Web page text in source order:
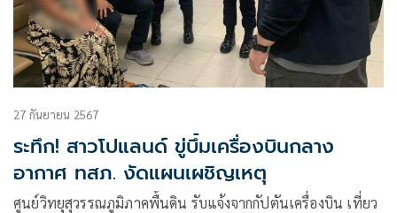
27 กันยายน 2567
ระทึก! สาวโปแลนด์ ขู่บึ้มเครื่องบินกลาง
อากาศ ทสภ. งัดแผนเผชิญเหตุ
ศูนย์วิทยุสุวรรณภูมิภาคพื้นดิน รับแจ้งจากกัปตันเครื่องบิน เที่ยว